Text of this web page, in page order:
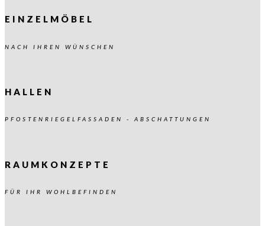
EINZELMÖBEL
NACH IHREN WÜNSCHEN
HALLEN
PFOSTENRIEGELFASSADEN - ABSCHATTUNGEN
RAUMKONZEPTE
FÜR IHR WOHLBEFINDEN